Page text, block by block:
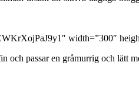
width=”300″
passar en gråmurrig och lätt